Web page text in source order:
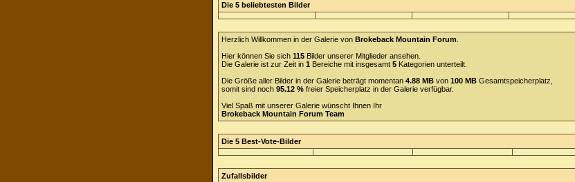
Die 5 beliebtesten Bilder
Herzlich Willkommen in der Galerie von Brokeback Mountain Forum
Hier können Sie sich 115 Bilder unserer Mitglieder ansehen.
Die Galerie ist zur Zeit in 1 Bereiche mit insgesamt 5 Kategorien unterteilt.
Die Größe aller Bilder in der Galerie beträgt momentan 4.88 MB von 100 MB Gesamtspeicherplatz,
somit sind noch 95.12 % freier Speicherplatz in der Galerie verfügbar.
Viel Spaß mit unserer Galerie wünscht Ihnen Ihr
Brokeback Mountain Forum Team
Die 5 Best-Vote-Bilder
Zufallsbilder